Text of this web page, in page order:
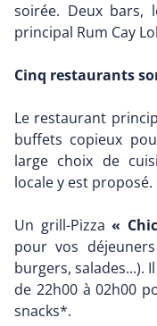
soirée. Deux bars,
principal Rum Cay
Cinq restaurants
Le restaurant
buffets copieux
large choix de
locale y est proposé.
Un grill-Pizza«
pour vos
burgers, salades...).
de 22h00 à 02h00
snacks*.